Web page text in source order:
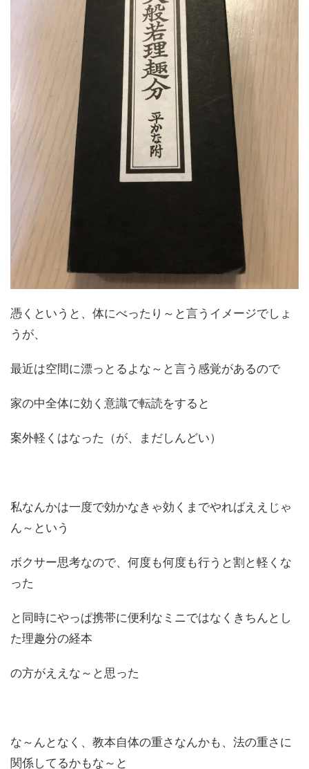
憑くというと、体にべったり～と言うイメージでしょ
うが、
最近は空間に漂っとるよな～と言う感覚があるので
家の中全体に効く意識で転読をすると
案外軽くはなった（が、まだしんどい）
私なんかは一度で効かなきゃ効くまでやればええじゃ
ん～という
ボクサー思考なので、何度も何度も行うと割と軽くな
った
と同時にやっぱ携帯に便利なミニではなくきちんとし
た理趣分の経本
の方がええな～と思った
な～んとなく、教本自体の重さなんかも、法の重さに
関係してるかもな～と